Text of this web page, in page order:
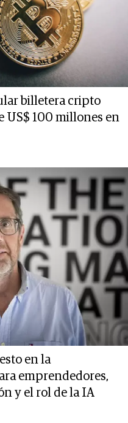
billetera cripto
US$ 100 millones en
en la
emprendedores,
y el rol de la IA